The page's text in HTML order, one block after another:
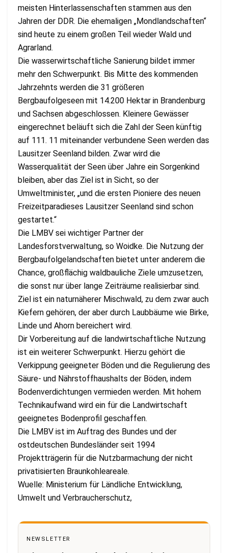
meisten Hinterlassenschaften stammen aus den
Jahren der DDR. Die ehemaligen „Mondlandschaften“
sind heute zu einem großen Teil wieder Wald und
Agrarland.
Die wasserwirtschaftliche Sanierung bildet immer
mehr den Schwerpunkt. Bis Mitte des kommenden
Jahrzehnts werden die 31 größeren
Bergbaufolgeseen mit 14.200 Hektar in Brandenburg
und Sachsen abgeschlossen. Kleinere Gewässer
eingerechnet beläuft sich die Zahl der Seen künftig
auf 111. 11 miteinander verbundene Seen werden das
Lausitzer Seenland bilden. Zwar wird die
Wasserqualität der Seen über Jahre ein Sorgenkind
bleiben, aber das Ziel ist in Sicht, so der
Umweltminister, „und die ersten Pioniere des neuen
Freizeitparadieses Lausitzer Seenland sind schon
gestartet.“
Die LMBV sei wichtiger Partner der
Landesforstverwaltung, so Woidke. Die Nutzung der
Bergbaufolgelandschaften bietet unter anderem die
Chance, großflächig waldbauliche Ziele umzusetzen,
die sonst nur über lange Zeiträume realisierbar sind.
Ziel ist ein naturnäherer Mischwald, zu dem zwar auch
Kiefern gehören, der aber durch Laubbäume wie Birke,
Linde und Ahorn bereichert wird.
Dir Vorbereitung auf die landwirtschaftliche Nutzung
ist ein weiterer Schwerpunkt. Hierzu gehört die
Verkippung geeigneter Böden und die Regulierung des
Säure- und Nährstoffhaushalts der Böden, indem
Bodenverdichtungen vermieden werden. Mit hohem
Technikaufwand wird ein für die Landwirtschaft
geeignetes Bodenprofil geschaffen.
Die LMBV ist im Auftrag des Bundes und der
ostdeutschen Bundesländer seit 1994
Projektträgerin für die Nutzbarmachung der nicht
privatisierten Braunkohleareale.
Wuelle: Ministerium für Ländliche Entwicklung,
Umwelt und Verbraucherschutz,
NEWSLETTER